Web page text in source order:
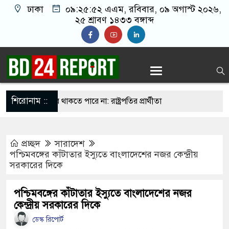
ঢাকা ০৯:২৫:৫৩ এএম, রবিবার, ০৯ অগাস্ট ২০২৬,
২৫ শ্রাবণ ১৪৩৩ বঙ্গাব্দ
শিরোনাম ::স্থির থাকতে পারে না: রাষ্ট্রপতির প্রার্থীতা
বিএনপি ছাড়া কেউ মনোনয়নপত্র নেননি: ইসি সচিব
পরিদর্শনে গিয়ে দেখলেন দায়িত্ব অবহেলা, সিভিল
স্বাস্থ্যমন্ত্রীর
রাষ্ট্রপতি নির্বাচনে ভোট দিতে পারবেন কি না
প্রচ্ছদ
সারাদেশ
পশ্চিমবঙ্গের কাঁটাতার ইস্যুতে বাংলাদেশের নজর কেন্দ্রীয়
সরকারের দিকে
পশ্চিমবঙ্গের কাঁটাতার ইস্যুতে বাংলাদেশের নজর
কেন্দ্রীয় সরকারের দিকে
ডেস্ক রিপোর্ট